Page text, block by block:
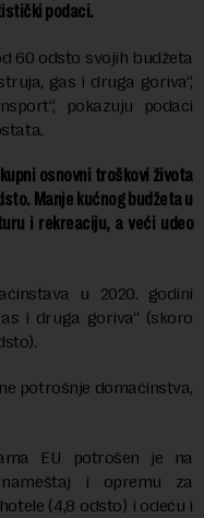
podaci.
60 odsto svojih budžeta
gas i druga goriva“,
pokazuju podaci
osnovni troškovi života
Manje kućnog budžeta u
i rekreaciju, a veći udeo
u 2020. godini
i druga goriva“ (skoro
potrošnje domaćinstva,
EU potrošen je na
i opremu za
(4,8 odsto) i odeću i